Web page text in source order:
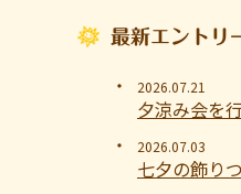
最新エントリ
2026.07.21
夕涼み会を
2026.07.03
七夕の飾り